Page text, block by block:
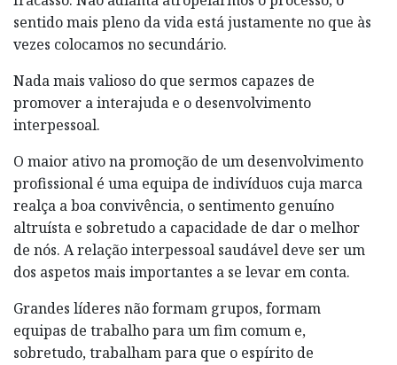
sentido mais pleno da vida está justamente no que às
vezes colocamos no secundário.
Nada mais valioso do que sermos capazes de
promover a interajuda e o desenvolvimento
interpessoal.
O maior ativo na promoção de um desenvolvimento
profissional é uma equipa de indivíduos cuja marca
realça a boa convivência, o sentimento genuíno
altruísta e sobretudo a capacidade de dar o melhor
de nós. A relação interpessoal saudável deve ser um
dos aspetos mais importantes a se levar em conta.
Grandes líderes não formam grupos, formam
equipas de trabalho para um fim comum e,
sobretudo, trabalham para que o espírito de